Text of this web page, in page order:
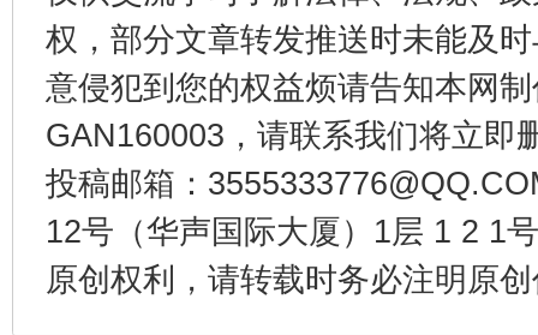
权，部分文章转发推送时未能及
意侵犯到您的权益烦请告知本网
GAN160003，请联系我们将立即
投稿邮箱：
12号（华声国际大厦）1层 1 2 1
原创权利，请转载时务必注明原
千年窑火 生生不息 一